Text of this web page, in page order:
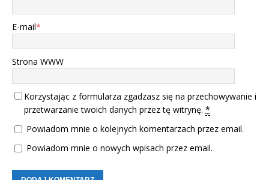
E-mail*
Strona WWW
Korzystając z formularza zgadzasz się na przechowywanie i
przetwarzanie twoich danych przez tę witrynę. *
Powiadom mnie o kolejnych komentarzach przez email.
Powiadom mnie o nowych wpisach przez email.